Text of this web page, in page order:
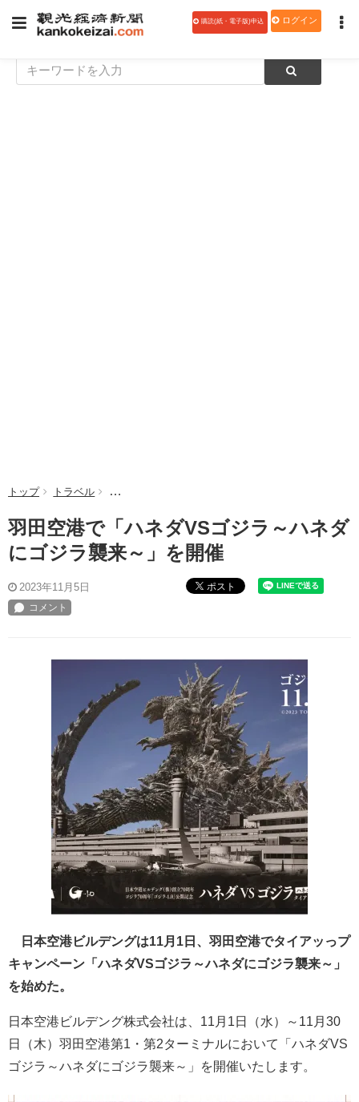
購読(紙・電子版)申込 ログイン
トップ トラベル 羽田空港で「ハネダVSゴジラ～ハネダにゴジラ襲来
羽田空港で「ハネダVSゴジラ～ハネダ
にゴジラ襲来～」を開催
2023年11月5日 ポスト
日本空港ビルデングは11月1日、羽田空港でタイアッっプ
キャンペーン「ハネダVSゴジラ～ハネダにゴジラ襲来～」
を始めた。
日本空港ビルデング株式会社は、11月1日（水）～11月30
日（木）羽田空港第1・第2ターミナルにおいて「ハネダVS
ゴジラ～ハネダにゴジラ襲来～」を開催いたします。